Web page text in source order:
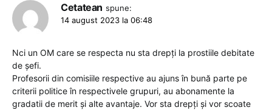
Cetatean spune:
14 august 2023 la 06:48
Nci un OM care se respecta nu sta drepți la prostiile debitate
de șefi.
Profesorii din comisiile respective au ajuns în bună parte pe
criterii politice în respectivele grupuri, au abonamente la
gradatii de merit și alte avantaje. Vor sta drepți și vor scoate